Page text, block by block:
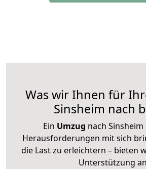
Was wir Ihnen für
Sinsheim nach
Ein Umzug nach
Herausforderungen mit sich
die Last zu erleichtern – bieten
Unterstützung